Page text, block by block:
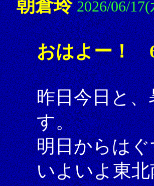
朝倉玲 2026/06/
おはよー！
昨日今日と
す。
明日からは
いよいよ東